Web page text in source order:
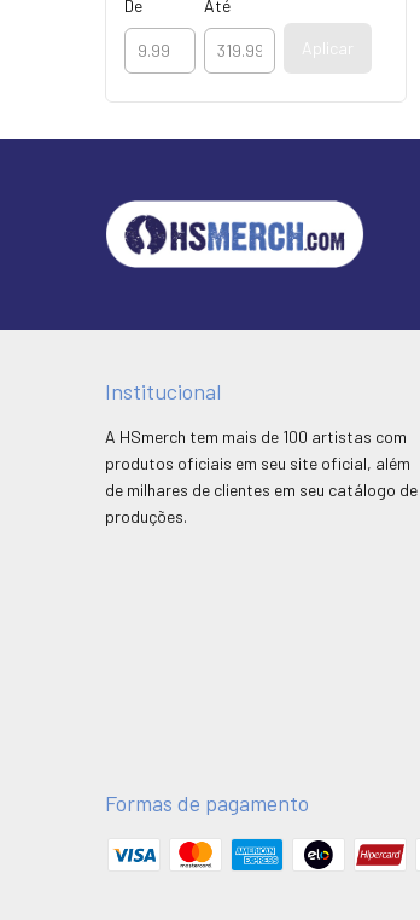
De Até
Aplicar
Institucional
A HSmerch tem mais de 100 artistas com
produtos oficiais em seu site oficial, além
de milhares de clientes em seu catálogo de
produções.
Formas de pagamento